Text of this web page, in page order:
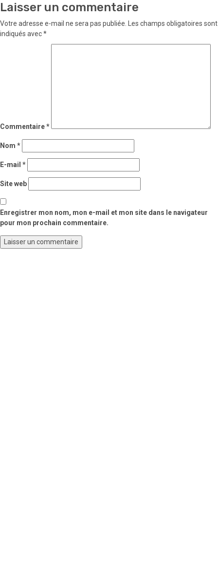
Laisser un commentaire
Votre adresse e-mail ne sera pas publiée.
Les champs obligatoires sont
indiqués avec*
Commentaire*
Nom *
E-mail *
Site web
Enregistrer mon nom, mon e-mail et mon site dans le navigateur
pour mon prochain commentaire.